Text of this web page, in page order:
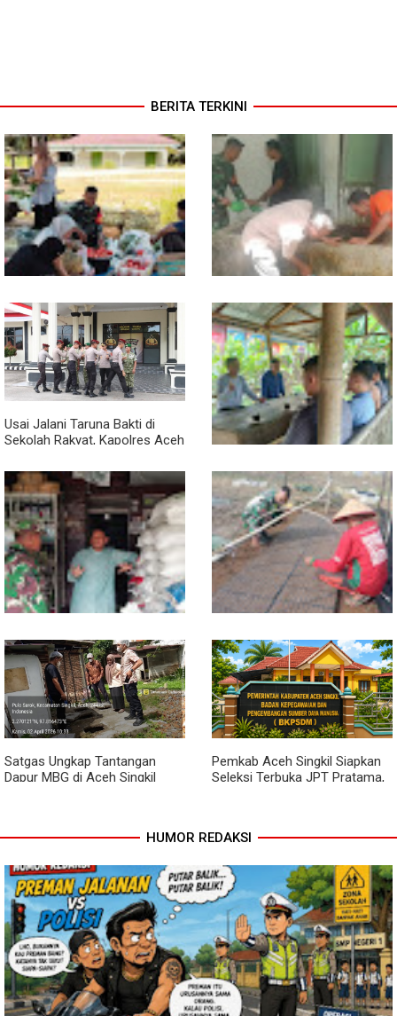
BERITA TERKINI
Babinsa Turun ke Pasar, Harga
dan Ketersediaan Sembako
Dipantau
Semangat Gotong Royong,
Babinsa dan Warga Bersihkan
Penampungan Air Masjid
Usai Jalani Taruna Bakti di
Sekolah Rakyat, Kapolres Aceh
Perwira Polri
Sambil Ngopi, Plh. Pasiter
Kodim 0118/Subulussalam
Beri Motivasi Pemuda Calon
Peserta Seleksi Komcad
Lewat Komsos, Babinsa
Rundeng Pantau Stok dan
Harga Pupuk
Dari Bibit Jadi Harapan,
Babinsa Dampingi Warga
Kembangkan Semangka
Satgas Ungkap Tantangan
Dapur MBG di Aceh Singkil
Pemkab Aceh Singkil Siapkan
Seleksi Terbuka JPT Pratama,
HUMOR REDAKSI